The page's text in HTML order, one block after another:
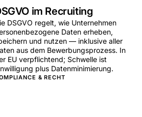
im Recruiting
DSGVO regelt, wie Unternehmen
Daten erheben,
und nutzen — inklusive aller
aus dem Bewerbungsprozess. In
EU verpflichtend; Schwelle ist
plus Datenminimierung.
& RECHT